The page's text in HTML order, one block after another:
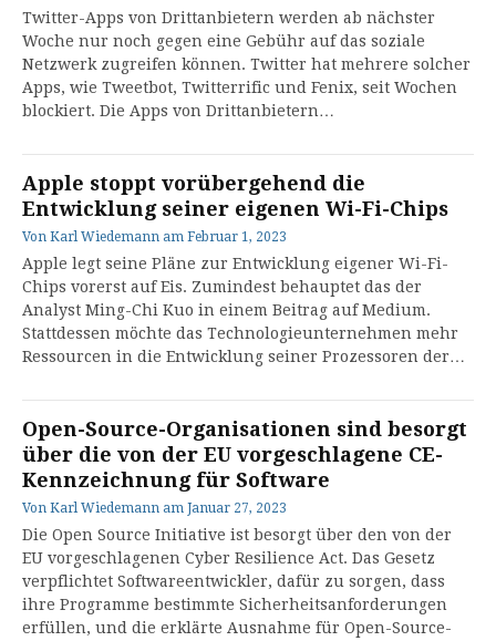
Twitter-Apps von Drittanbietern werden ab nächster
Woche nur noch gegen eine Gebühr auf das soziale
Netzwerk zugreifen können. Twitter hat mehrere solcher
Apps, wie Tweetbot, Twitterrific und Fenix, seit Wochen
blockiert. Die Apps von Drittanbietern…
Apple stoppt vorübergehend die
Entwicklung seiner eigenen Wi-Fi-Chips
Von Karl Wiedemann am Februar 1, 2023
Apple legt seine Pläne zur Entwicklung eigener Wi-Fi-
Chips vorerst auf Eis. Zumindest behauptet das der
Analyst Ming-Chi Kuo in einem Beitrag auf Medium.
Stattdessen möchte das Technologieunternehmen mehr
Ressourcen in die Entwicklung seiner Prozessoren der…
Open-Source-Organisationen sind besorgt
über die von der EU vorgeschlagene CE-
Kennzeichnung für Software
Von Karl Wiedemann am Januar 27, 2023
Die Open Source Initiative ist besorgt über den von der
EU vorgeschlagenen Cyber Resilience Act. Das Gesetz
verpflichtet Softwareentwickler, dafür zu sorgen, dass
ihre Programme bestimmte Sicherheitsanforderungen
erfüllen, und die erklärte Ausnahme für Open-Source-